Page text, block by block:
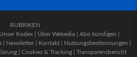
RUBRIKEN
Unser Kodex | Über Webedia | Abo kündigen |
| Newsletter | Kontakt | Nutzungsbestimmungen |
| Cookies & Tracking | Transparenzbericht